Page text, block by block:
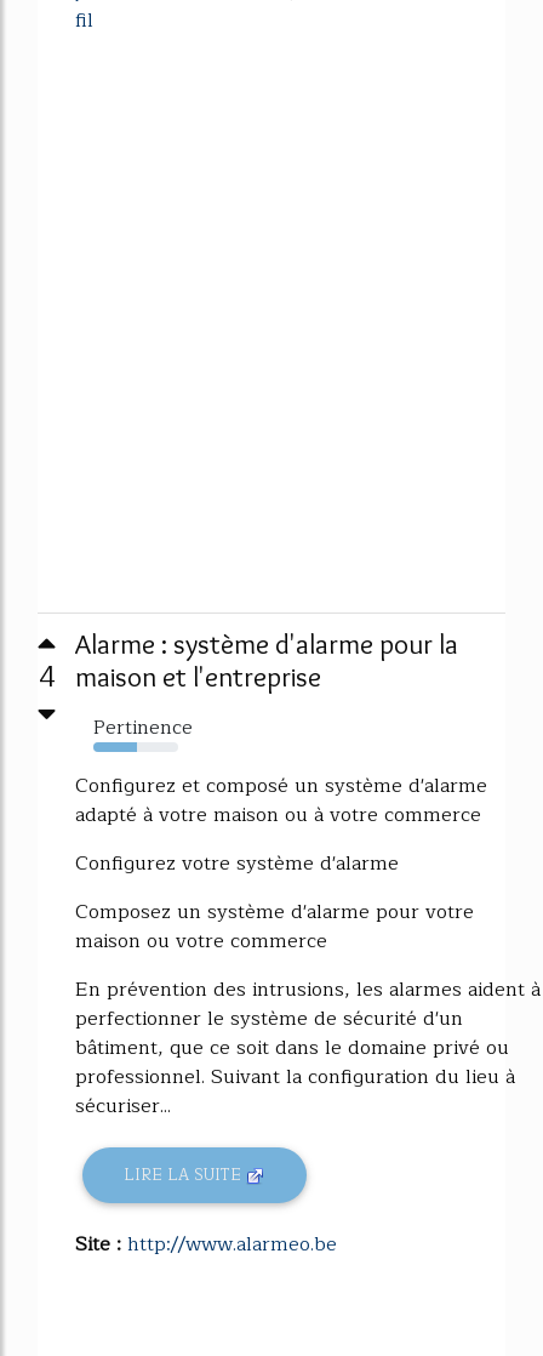
fil
4
Alarme : système d'alarme pour la
maison et l'entreprise
Pertinence
52%
Configurez et composé un système d'alarme
adapté à votre maison ou à votre commerce
Configurez votre système d'alarme
Composez un système d'alarme pour votre
maison ou votre commerce
En prévention des intrusions, les alarmes aident à
perfectionner le système de sécurité d'un
bâtiment, que ce soit dans le domaine privé ou
professionnel. Suivant la configuration du lieu à
sécuriser...
LIRE LA SUITE
Site :http://www.alarmeo.be